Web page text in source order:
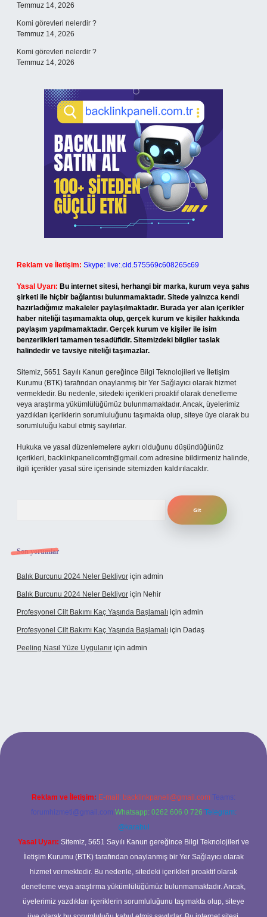
Temmuz 14, 2026
Komi görevleri nelerdir ?
Temmuz 14, 2026
Komi görevleri nelerdir ?
Temmuz 14, 2026
Reklam ve İletişim: Skype: live:.cid.575569c608265c69
Yasal Uyarı: Bu internet sitesi, herhangi bir marka, kurum veya şahıs
şirketi ile hiçbir bağlantısı bulunmamaktadır. Sitede yalnızca kendi
hazırladığımız makaleler paylaşılmaktadır. Burada yer alan içerikler
haber niteliği taşımamakta olup, gerçek kurum ve kişiler hakkında
paylaşım yapılmamaktadır. Gerçek kurum ve kişiler ile isim
benzerlikleri tamamen tesadüfidir. Sitemizdeki bilgiler taslak
halindedir ve tavsiye niteliği taşımazlar.
Sitemiz, 5651 Sayılı Kanun gereğince Bilgi Teknolojileri ve İletişim
Kurumu (BTK) tarafından onaylanmış bir Yer Sağlayıcı olarak hizmet
vermektedir. Bu nedenle, sitedeki içerikleri proaktif olarak denetleme
veya araştırma yükümlülüğümüz bulunmamaktadır. Ancak, üyelerimiz
yazdıkları içeriklerin sorumluluğunu taşımakta olup, siteye üye olarak bu
sorumluluğu kabul etmiş sayılırlar.
Hukuka ve yasal düzenlemelere aykırı olduğunu düşündüğünüz
içerikleri, backlinkpanelicomtr@gmail.com adresine bildirmeniz halinde,
ilgili içerikler yasal süre içerisinde sitemizden kaldırılacaktır.
Son yorumlar
Balık Burcunu 2024 Neler Bekliyor için admin
Balık Burcunu 2024 Neler Bekliyor için Nehir
Profesyonel Cilt Bakımı Kaç Yaşında Başlamalı için admin
Profesyonel Cilt Bakımı Kaç Yaşında Başlamalı için Dadaş
Peeling Nasıl Yüze Uygulanır için admin
Reklam ve İletişim: E-mail: backlinkpaneli@gmail.com Teams:
forumhizmeti@gmail.com Whatsapp: 0262 606 0 726 Telegram:
@karabul
Yasal Uyarı: Sitemiz, 5651 Sayılı Kanun gereğince Bilgi Teknolojileri ve
İletişim Kurumu (BTK) tarafından onaylanmış bir Yer Sağlayıcı olarak
hizmet vermektedir. Bu nedenle, sitedeki içerikleri proaktif olarak
denetleme veya araştırma yükümlülüğümüz bulunmamaktadır. Ancak,
üyelerimiz yazdıkları içeriklerin sorumluluğunu taşımakta olup, siteye